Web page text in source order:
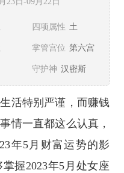
四项属性 土
掌管宫位 第六宫
守护神 汉密斯
活特别严谨，而赚钱
情一直都这么认真，
年5月财富运势的影
握2023年5月处女座